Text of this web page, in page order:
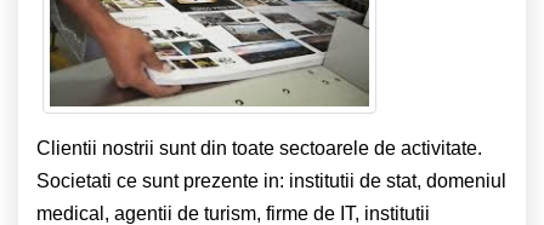
Clientii nostrii sunt din toate sectoarele de activitate.
Societati ce sunt prezente in: institutii de stat, domeniul
medical, agentii de turism, firme de IT, institutii